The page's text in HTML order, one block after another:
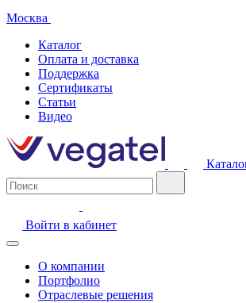
Москва
Каталог
Оплата и доставка
Поддержка
Сертификаты
Статьи
Видео
Войти в кабинет
О компании
Портфолио
Отраслевые решения